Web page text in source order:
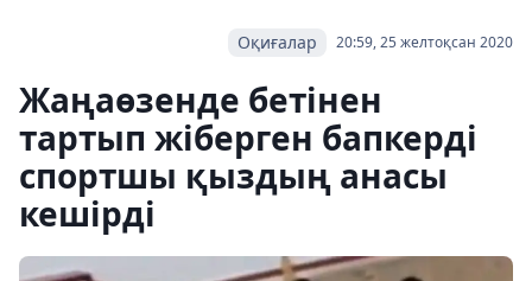
20:59, 25 желтоқсан 2020
Оқиғалар
Жаңаөзенде бетінен
тартып жіберген бапкерді
спортшы қыздың анасы
кешірді